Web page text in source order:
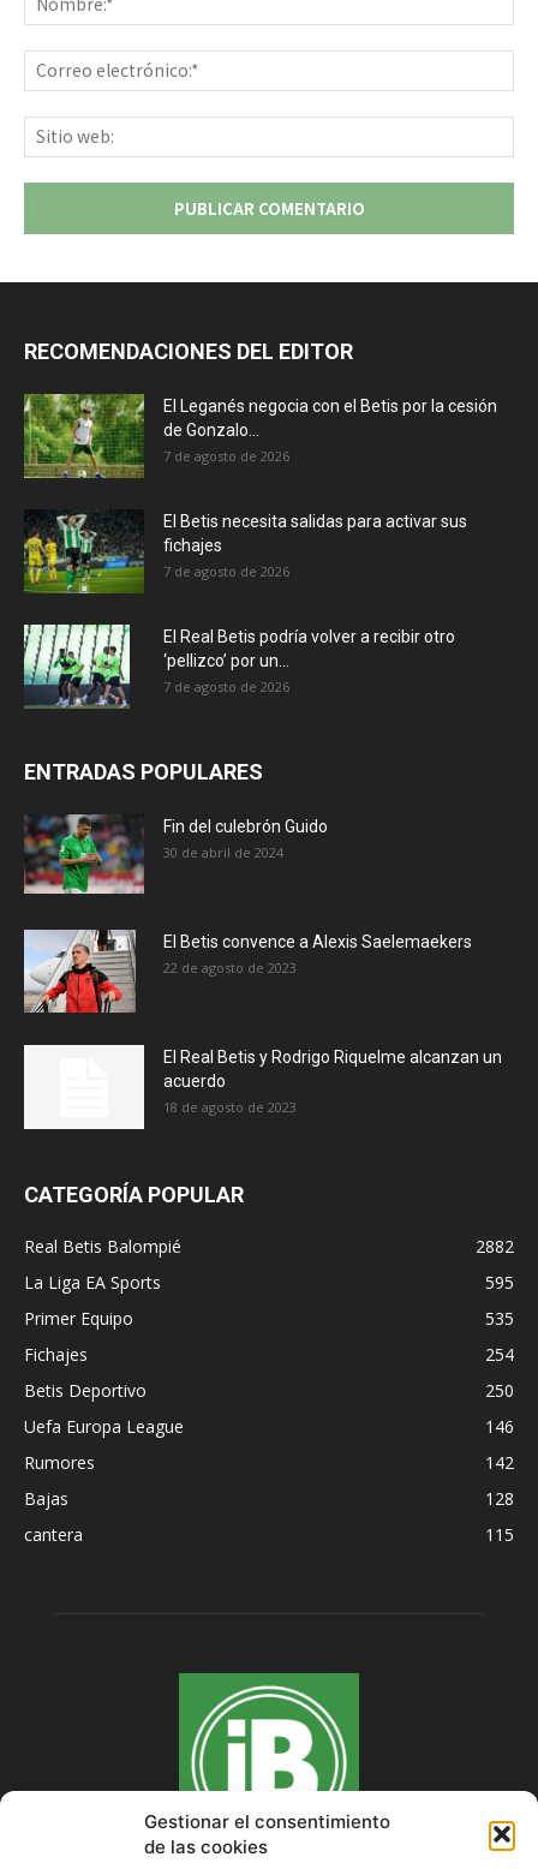
Gestionar el consentimiento
de las cookies
RECOMENDACIONES DEL EDITOR
El Leganés negocia con el Betis por la cesión
de Gonzalo...
7 de agosto de 2026
El Betis necesita salidas para activar sus
fichajes
7 de agosto de 2026
El Real Betis podría volver a recibir otro
‘pellizco’ por un...
7 de agosto de 2026
ENTRADAS POPULARES
Fin del culebrón Guido
30 de abril de 2024
El Betis convence a Alexis Saelemaekers
22 de agosto de 2023
El Real Betis y Rodrigo Riquelme alcanzan un
acuerdo
18 de agosto de 2023
CATEGORÍA POPULAR
Real Betis Balompié
2882
La Liga EA Sports
595
Primer Equipo
535
Fichajes
254
Betis Deportivo
250
Uefa Europa League
146
Rumores
142
Bajas
128
cantera
115